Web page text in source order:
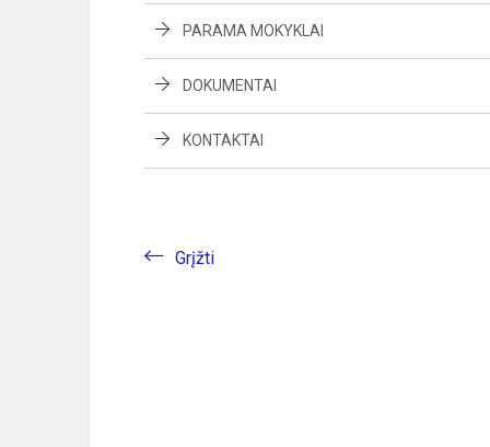
PARAMA MOKYKLAI
DOKUMENTAI
KONTAKTAI
Grįžti